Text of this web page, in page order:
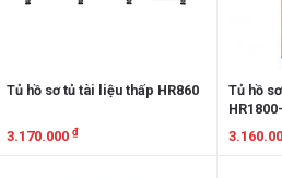
Tủ hồ sơ tủ tài liệu thấp HR860
3.170.000 ₫
Tủ hồ